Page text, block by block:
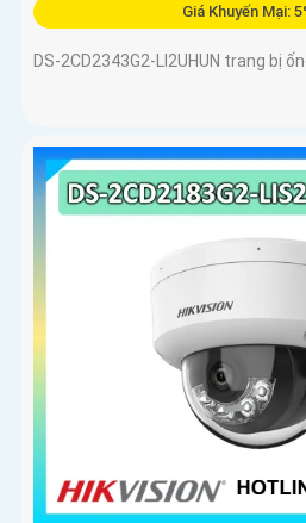
Giá Khuyến Mại:
DS-2CD2343G2-LI2UHUN trang bị